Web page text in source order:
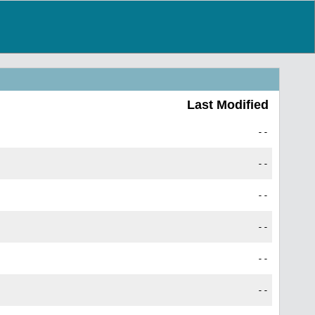
Last Modified
--
--
--
--
--
--